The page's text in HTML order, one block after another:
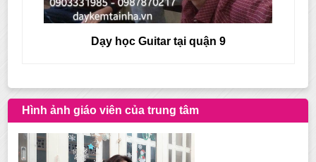
Dạy học Guitar tại quận 9
Hình ảnh giáo viên của trung tâm